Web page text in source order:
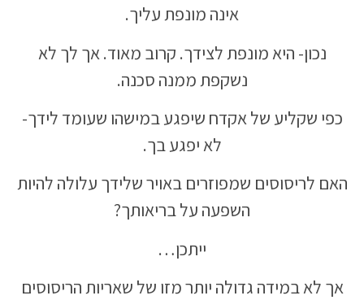
אינה מונפת עליך.
נכון- היא מונפת לצידך. קרוב מאוד. אך לך לא
נשקפת ממנה סכנה.
כפי שקליע של אקדח שיפגע במישהו שעומד לידך-
לא יפגע בך.
האם לריסוסים שמפוזרים באויר שלידך עלולה להיות
השפעה על בריאותך?
ייתכן…
אך לא במידה גדולה יותר מזו של שאריות הריסוסים